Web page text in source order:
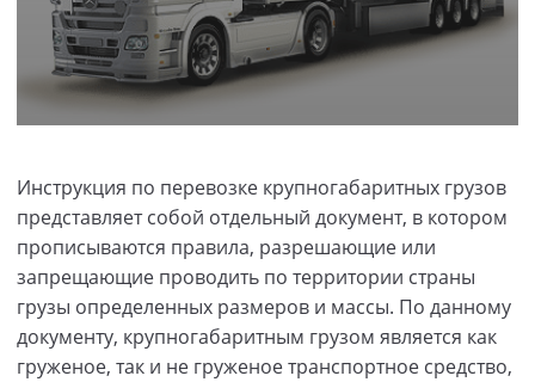
Инструкция по перевозке крупногабаритных грузов
представляет собой отдельный документ, в котором
прописываются правила, разрешающие или
запрещающие проводить по территории страны
грузы определенных размеров и массы. По данному
документу, крупногабаритным грузом является как
груженое, так и не груженое транспортное средство,